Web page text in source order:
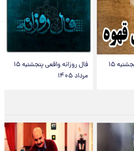
فال قهوه روزانه پنجشنبه ۱۵
فال روزانه واقعی پنجشنبه ۱۵
مرداد ۱۴۰۵